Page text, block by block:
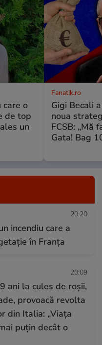
o
de top
un
Fanatik.ro
Gigi Becali
noua
FCSB: „Mă
Gata! Bag
20:20
incendiu care a
în Franța
20:09
ani la cules de roșii,
provoacă revolta
din Italia: „Viața
puțin decât o